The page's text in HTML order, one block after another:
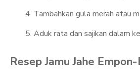
Tambahkan gula merah atau
Aduk rata dan sajikan dalam
Resep Jamu Jahe